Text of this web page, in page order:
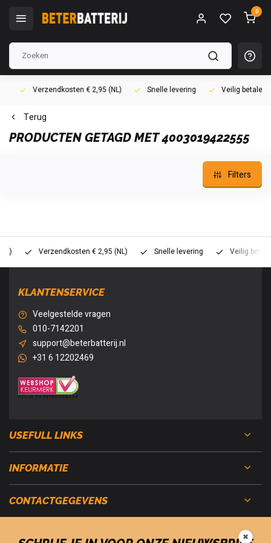
0
Verzendkosten € 2,95 (NL) Snelle levering Veilig betalen
Terug
PRODUCTEN GETAGD MET 4003019422555
Filters
Verzendkosten € 2,95 (NL) Snelle levering Veilig betalen
KLANTENSERVICE
Veelgestelde vragen
010-7142201
support@beterbatterij.nl
+31 6 12202469
USEFULL LINKS
INFORMATIE
CONTACTGEGEVENS
✖